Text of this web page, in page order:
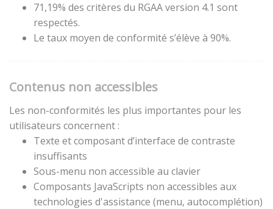
71,19% des critères du RGAA version 4.1 sont
respectés.
Le taux moyen de conformité s’élève à 90%.
Contenus non accessibles
Les non-conformités les plus importantes pour les
utilisateurs concernent :
Texte et composant d’interface de contraste
insuffisants
Sous-menu non accessible au clavier
Composants JavaScripts non accessibles aux
technologies d'assistance (menu, autocomplétion)